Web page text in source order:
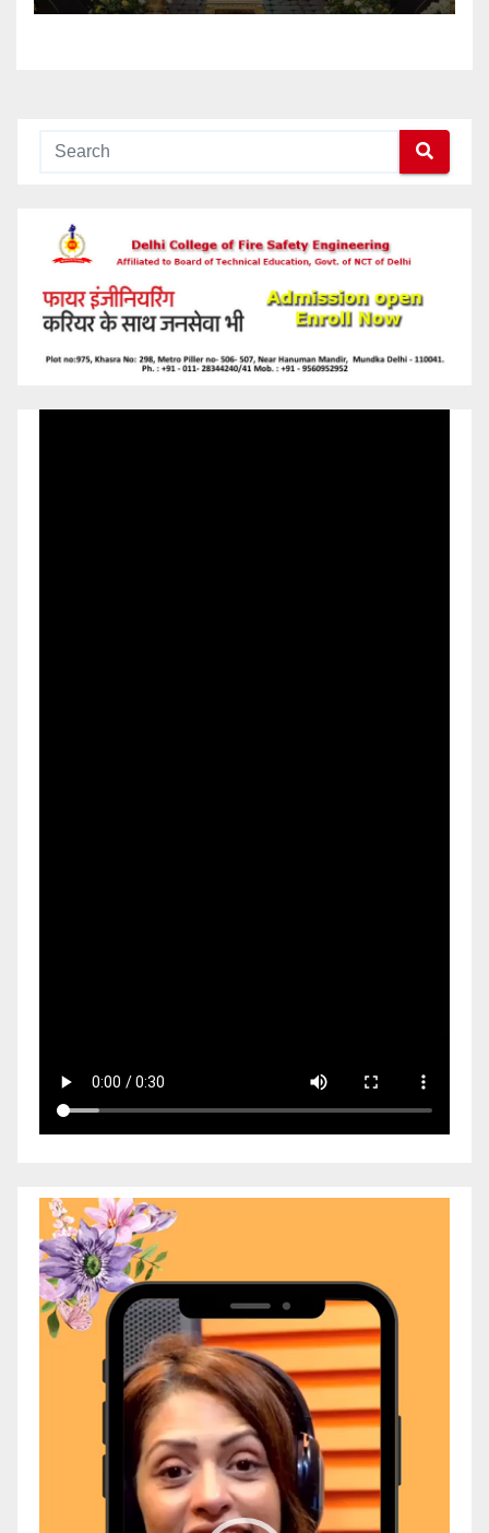
Video
Player